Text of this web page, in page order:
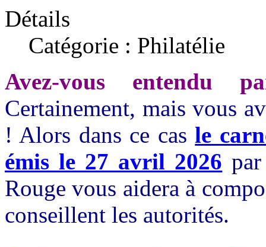
Détails
Catégorie : Philatélie
Avez-vous entendu
Certainement, mais vous
! Alors dans ce casle
émis le 27 avril 2026
Rouge vous aidera à
conseillent les autorités.